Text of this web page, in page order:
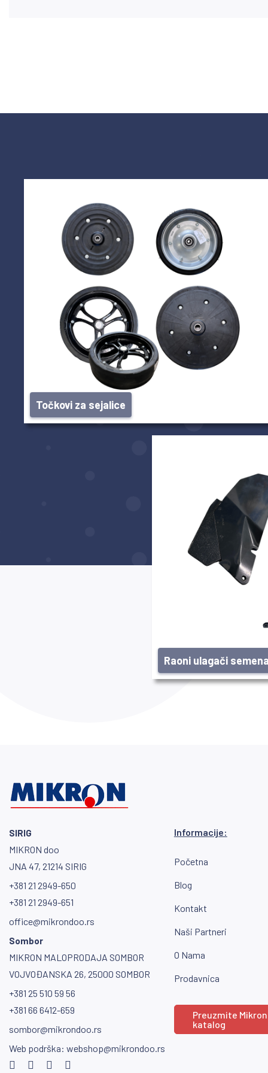
Točkovi za sejalice
Raoni ulagači
SIRIG
MIKRON doo
JNA 47, 21214 SIRIG
+381 21 2949-650
+381 21 2949-651
office@mikrondoo.rs
Sombor
MIKRON MALOPRODAJA SOMBOR
VOJVOĐANSKA 26, 25000 SOMBOR
+381 25 510 59 56
+381 66 6412-659
sombor@mikrondoo.rs
Web podrška: webshop@mikrondoo.rs
Informacije:
Početna
Blog
Kontakt
Naši Partneri
O Nama
Prodavnica
Preuzmite Mikron
katalog